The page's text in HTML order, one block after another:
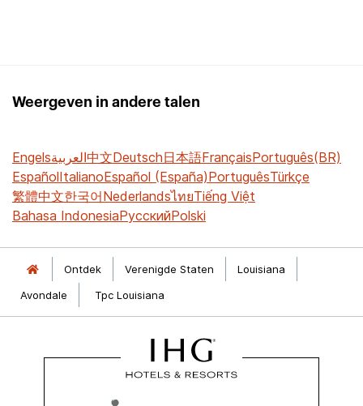
Weergeven in andere talen
Engelsالعربية中文Deutsch日本語FrançaisPortuguês(BR)
EspañolItalianoEspañol (España)PortuguêsTürkçe
繁體中文한국어NederlandsไทยTiếng Việt
Bahasa IndonesiaРусскийPolski
Ontdek Verenigde Staten
Louisiana
Avondale
Tpc Louisiana